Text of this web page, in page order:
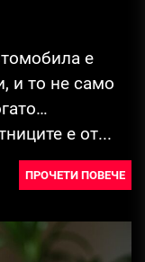
е
и то не само
е от...
ПРОЧЕТИ ПОВЕЧЕ